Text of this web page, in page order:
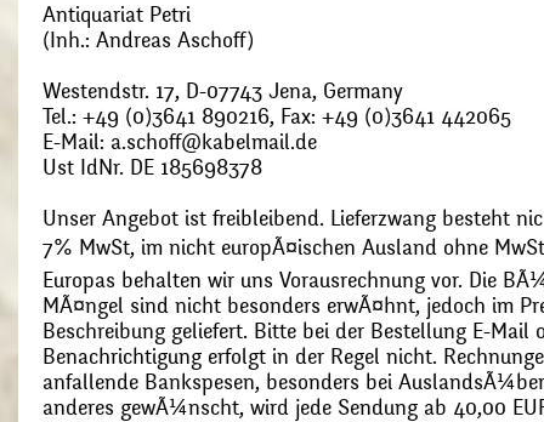
Antiquariat Petri
(Inh.: Andreas Aschoff)
Westendstr. 17, D-07743 Jena, Germany
Tel.: +49 (0)3641 890216, Fax: +49 (0)3641 442065
E-Mail: a.schoff@kabelmail.de
Ust IdNr. DE 185698378
Unser Angebot ist freibleibend. Lieferzwang besteht
7% MwSt, im nicht europÃ¤ischen Ausland ohne
Europas behalten wir uns Vorausrechnung vor. Die
MÃ¤ngel sind nicht besonders erwÃ¤hnt, jedoch im
Beschreibung geliefert. Bitte bei der Bestellung E-Mail
Benachrichtigung erfolgt in der Regel nicht.
anfallende Bankspesen, besonders bei
anderes gewÃ¼nscht, wird jede Sendung ab 40,00